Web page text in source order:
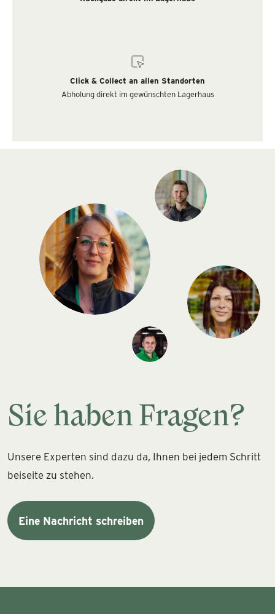
Click & Collect an allen Standorten
Abholung direkt im gewünschten Lagerhaus
Sie haben Fragen?
Unsere Experten sind dazu da, Ihnen bei jedem Schritt
beiseite zu stehen.
Eine Nachricht schreiben